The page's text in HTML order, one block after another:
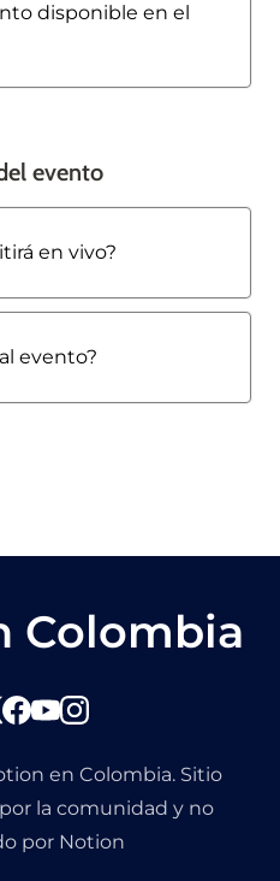
disponible en el
evento
en vivo?
evento?
Colombia
en Colombia. Sitio
la comunidad y no
por Notion